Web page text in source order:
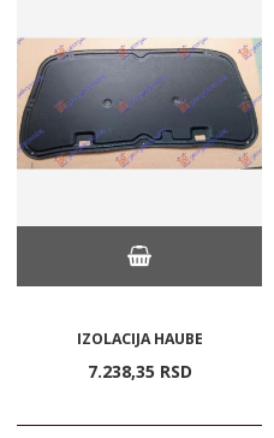
IZOLACIJA HAUBE
7.238,35 RSD